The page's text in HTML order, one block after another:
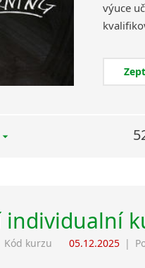
výuce
individualní
Kód kurzu 05.12.2025 |